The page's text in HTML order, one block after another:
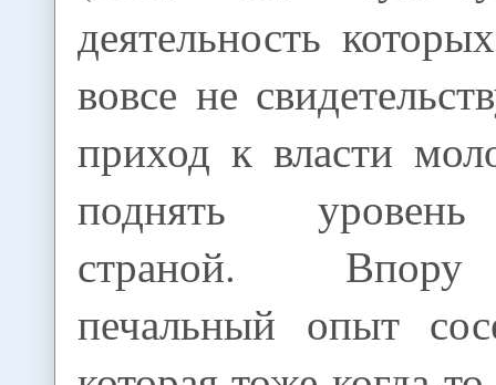
деятельность
вовсе не
приход к власти
поднять уровень
страной. Впору
печальный опыт